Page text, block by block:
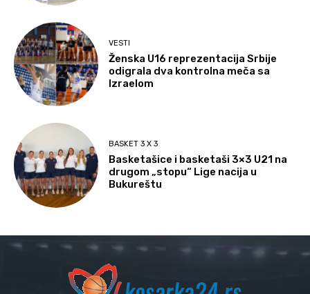
VESTI
Ženska U16 reprezentacija Srbije
odigrala dva kontrolna meča sa
Izraelom
BASKET 3 X 3
Basketašice i basketaši 3×3 U21 na
drugom „stopu“ Lige nacija u
Bukureštu